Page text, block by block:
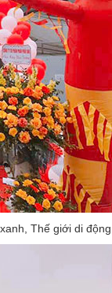
Thế giới di